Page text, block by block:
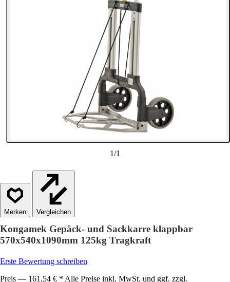
1/1
Vergleichen
Kongamek Gepäck- und Sackkarre klappbar
570x540x1090mm 125kg Tragkraft
Erste Bewertung schreiben
Preis — 161,54 € * Alle Preise inkl. MwSt. und ggf. zzgl.